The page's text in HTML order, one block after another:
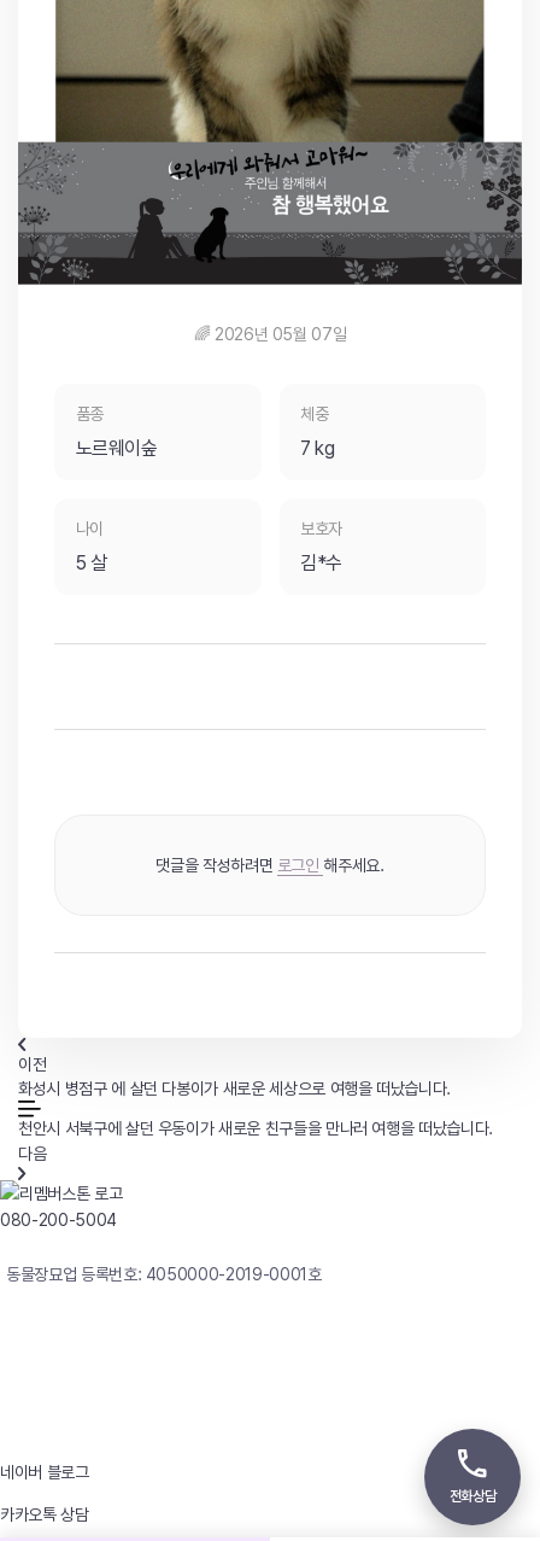
🌈 2026년 05월 07일
품종
노르웨이숲
체중
7 kg
나이
5 살
보호자
김*수
댓글을 작성하려면 로그인 해주세요.
이전
화성시 병점구 에 살던 다봉이가 새로운 세상으로 여행을 떠났습니다.
천안시 서북구에 살던 우동이가 새로운 친구들을 만나러 여행을 떠났습니다.
다음
080-200-5004
동물장묘업 등록번호: 4050000-2019-0001호
네이버 블로그
카카오톡 상담
전화상담